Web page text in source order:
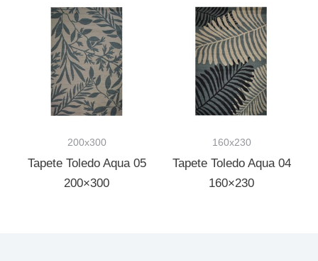
200x300
Tapete Toledo Aqua 05
200×300
160x230
Tapete Toledo Aqua 04
160×230